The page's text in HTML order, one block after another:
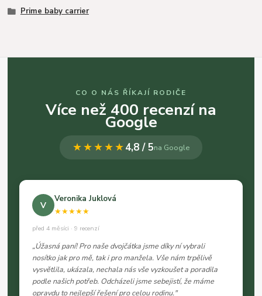
Prime baby carrier
CO O NÁS ŘÍKAJÍ RODIČE
Více než 400 recenzí na
Google
★★★★★4,8 / 5na Google
V
Veronika Juklová
★★★★★
před 4 měsíci · 9 recenzí
„Úžasná paní! Pro naše dvojčátka jsme díky ní vybrali
nosítko jak pro mě, tak i pro manžela. Vše nám trpělivě
vysvětlila, ukázala, nechala nás vše vyzkoušet a poradila
podle našich potřeb. Odcházeli jsme sebejistí, že máme
opravdu to nejlepší řešení pro celou rodinu."